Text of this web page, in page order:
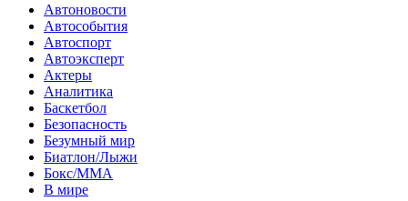
Автоновости
Автособытия
Автоспорт
Автоэксперт
Актеры
Аналитика
Баскетбол
Безопасность
Безумный мир
Биатлон/Лыжи
Бокс/MMA
В мире